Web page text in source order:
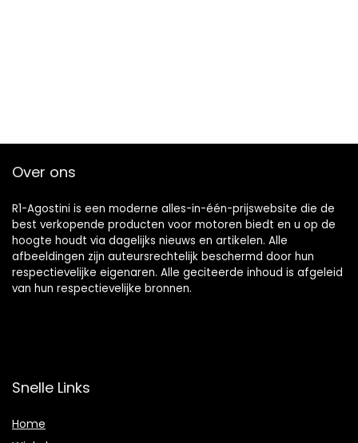
Over ons
R1-Agostini is een moderne alles-in-één-prijswebsite die de
best verkopende producten voor motoren biedt en u op de
hoogte houdt via dagelijks nieuws en artikelen. Alle
afbeeldingen zijn auteursrechtelijk beschermd door hun
respectievelijke eigenaren. Alle geciteerde inhoud is afgeleid
van hun respectievelijke bronnen.
Snelle Links
Home